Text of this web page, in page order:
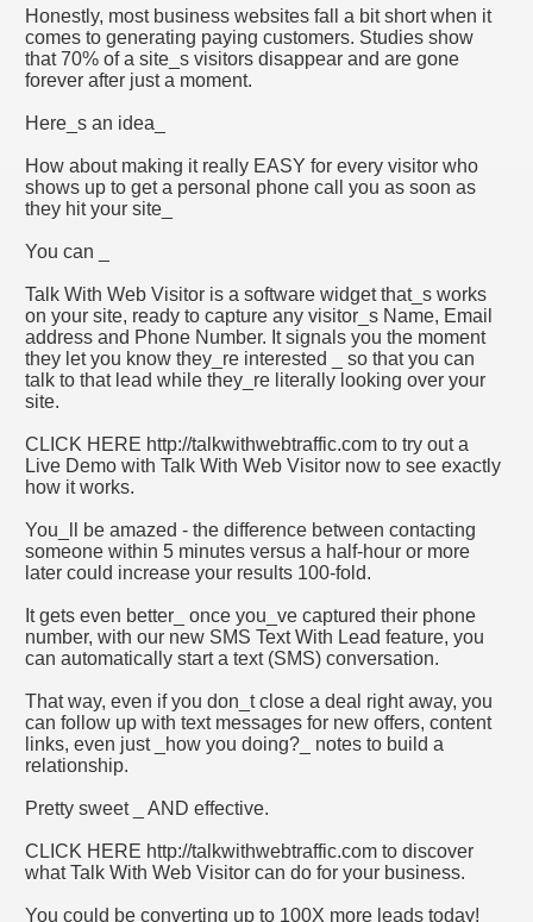
Honestly, most business websites fall a bit short when it
comes to generating paying customers. Studies show
that 70% of a site_s visitors disappear and are gone
forever after just a moment.
Here_s an idea_
How about making it really EASY for every visitor who
shows up to get a personal phone call you as soon as
they hit your site_
You can _
Talk With Web Visitor is a software widget that_s works
on your site, ready to capture any visitor_s Name, Email
address and Phone Number. It signals you the moment
they let you know they_re interested _ so that you can
talk to that lead while they_re literally looking over your
site.
CLICK HERE http://talkwithwebtraffic.com to try out a
Live Demo with Talk With Web Visitor now to see exactly
how it works.
You_ll be amazed - the difference between contacting
someone within 5 minutes versus a half-hour or more
later could increase your results 100-fold.
It gets even better_ once you_ve captured their phone
number, with our new SMS Text With Lead feature, you
can automatically start a text (SMS) conversation.
That way, even if you don_t close a deal right away, you
can follow up with text messages for new offers, content
links, even just _how you doing?_ notes to build a
relationship.
Pretty sweet _ AND effective.
CLICK HERE http://talkwithwebtraffic.com to discover
what Talk With Web Visitor can do for your business.
You could be converting up to 100X more leads today!
ZENGİN TARİHİ İLÇELERİ,
YETENEKLERI GOLLERI VE VIDEOLARI GOL
CANLI YAYIN IZLE TELEVIZYON IZLE CANLI MAC
ONCESI YAPILACAK YONTEMLER
YONTEMLERI
CILT GUZELLIGI GUNLUK CILT BAKIMI ONERILERI
BILMEK ISTEDIKLERINIZ RESIMLER TUM YARARLI
YONTEMLERI SAGLIK KOSESI